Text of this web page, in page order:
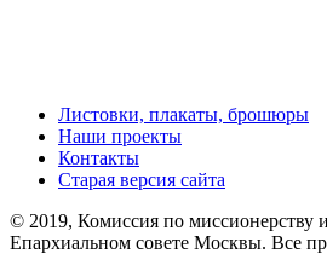
Листовки, плакаты, брошюры
Наши проекты
Контакты
Старая версия сайта
© 2019, Комиссия по миссионерству
Епархиальном совете Москвы. Все